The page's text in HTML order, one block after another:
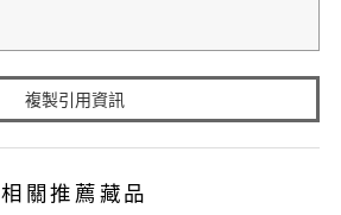
複製引用資訊
相關推薦藏品